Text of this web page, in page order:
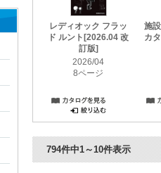
レディオック フラッ
ド ルント[2026.04 改
訂版]
2026/04
8ページ
施
カ
794件中1～10件表示